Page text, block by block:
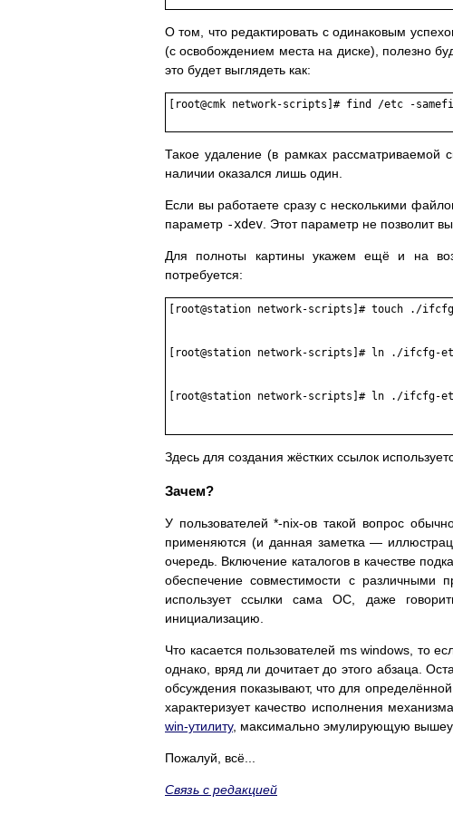
О том, что редактировать с одинаковым
(с освобождением места на диске), полезно
это будет выглядеть как:
[root@cmk network-scripts]# find /etc -
Такое удаление (в рамках рассматриваемой
наличии оказался лишь один.
Если вы работаете сразу с несколькими
параметр -xdev . Этот параметр не позволит
Для полноты картины укажем ещё и на
потребуется:
[root@station network-scripts]# touch ./
[root@station network-scripts]# ln ./ifcfg-
[root@station network-scripts]# ln ./ifcfg-
Здесь для создания жёстких ссылок
Зачем?
У пользователей *-nix-ов такой вопрос
применяются (и данная заметка —
очередь. Включение каталогов в качестве
обеспечение совместимости с
использует ссылки сама ОС, даже
инициализацию.
Что касается пользователей ms windows, то
однако, вряд ли дочитает до этого абзаца.
обсуждения показывают, что для
характеризует качество исполнения
win-утилиту, максимально эмулирующую
Пожалуй, всё...
Связь с редакцией